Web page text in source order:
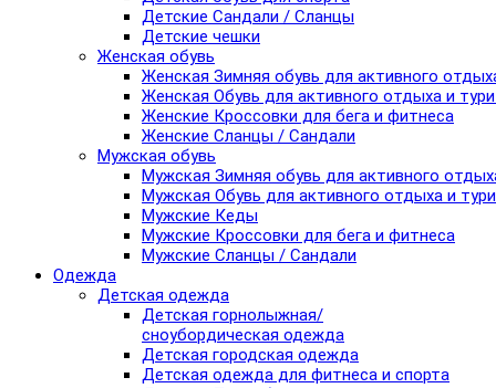
Детские Сандали / Сланцы
Детские чешки
Женская обувь
Женская Зимняя обувь для активного
Женская Обувь для активного отдыха и
Женские Кроссовки для бега и фитнеса
Женские Сланцы / Сандали
Мужская обувь
Мужская Зимняя обувь для активного
Мужская Обувь для активного отдыха и
Мужские Кеды
Мужские Кроссовки для бега и фитнеса
Мужские Сланцы / Сандали
Одежда
Детская одежда
Детская горнолыжная/
сноубордическая одежда
Детская городская одежда
Детская одежда для фитнеса и спорта